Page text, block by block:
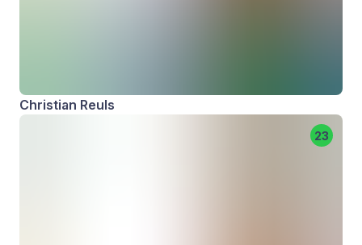
Christian Reuls
23